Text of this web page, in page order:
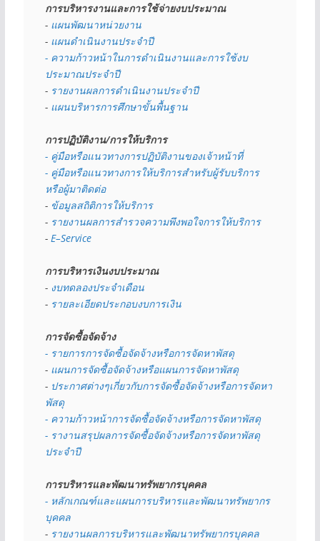
การบริหารงานและการใช้จ่ายงบประมาณ
- แผนพัฒนาหน่วยงาน
- แผนดำเนินงานประจำปี
- ความก้าวหน้าในการดำเนินงานและการใช้งบ
ประมาณประจำปี
- รายงานผลการดำเนินงานประจำปี
- แผนบริหารการศึกษาขั้นพื้นฐาน
การปฏิบัติงาน/การให้บริการ
- คู่มือหรือแนวทางการปฏิบัติงานของเจ้าหน้าที่
- คู่มือหรือแนวทางการให้บริการสำหรับผู้รับบริการ
หรือผู้มาติดต่อ
- ข้อมูลสถิติการให้บริการ
- รายงานผลการสำรวจความพึงพอใจการให้บริการ
- E–Service
การบริหารเงินงบประมาณ
- งบทดลองประจำเดือน
- รายละเอียดประกอบงบการเงิน
การจัดซื้อจัดจ้าง
- รายการการจัดซื้อจัดจ้างหรือการจัดหาพัสดุ
- แผนการจัดซื้อจัดจ้างหรือแผนการจัดหาพัสดุ
- ประกาศต่างๆเกี่ยวกับการจัดซื้อจัดจ้างหรือการจัดหา
พัสดุ
- ความก้าวหน้าการจัดซื้อจัดจ้างหรือการจัดหาพัสดุ
- รางานสรุปผลการจัดซื้อจัดจ้างหรือการจัดหาพัสดุ
ประจำปี
การบริหารและพัฒนาทรัพยากรบุคคล
- หลักเกณฑ์และแผนการบริหารและพัฒนาทรัพยากร
บุคคล
- รายงานผลการบริหารและพัฒนาทรัพยากรบุคคล